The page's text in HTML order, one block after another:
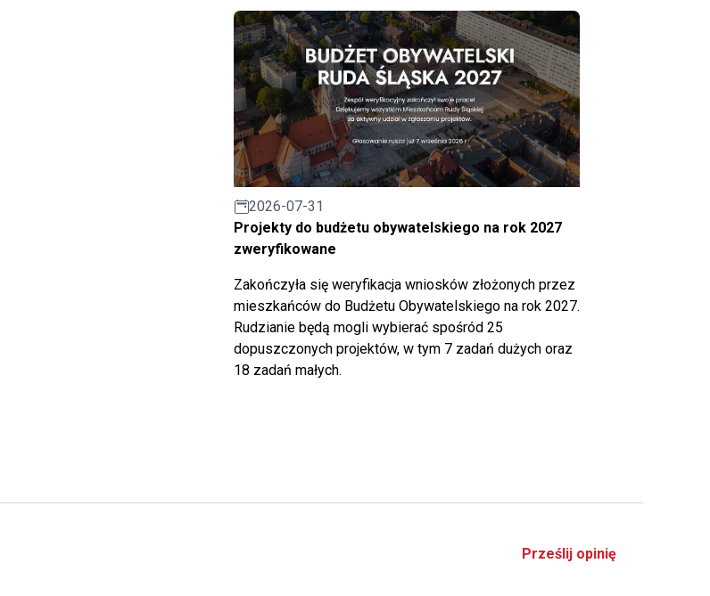
2026-07-31
Projekty do budżetu obywatelskiego na rok 2027
zweryfikowane
Zakończyła się weryfikacja wniosków złożonych przez
mieszkańców do Budżetu Obywatelskiego na rok 2027.
Rudzianie będą mogli wybierać spośród 25
dopuszczonych projektów, w tym 7 zadań dużych oraz
18 zadań małych.
Prześlij opinię